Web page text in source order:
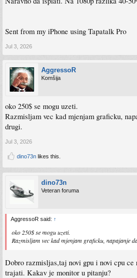
Sent from my iPhone using Tapatalk Pro
Jul 3, 2026
AggressoR
Komšija
oko 250$ se mogu uzeti.
Razmisljam vec kad mjenjam graficku,
drugi.
Jul 3, 2026
dino73n likes this.
dino73n
Veteran foruma
AggressoR said: ↑
oko 250$ se mogu uzeti.
Razmisljam vec kad mjenjam graficku, napajanje
Dobro razmisljas,taj novi gpu i novi cpu
trajati. Kakav je monitor u pitanju?